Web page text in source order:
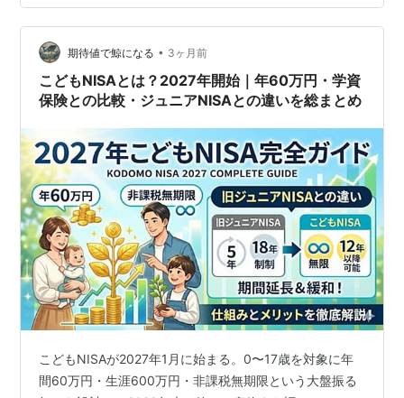
のではないでしょうか。 本稿では、改正の骨格をわかり
やすく整理しつつ、最も問い合わせが多い 「その住宅で
ある」と税務署にどう…
期待値で鯨になる • 3ヶ月前
こどもNISAとは？2027年開始｜年60万円・学資
保険との比較・ジュニアNISAとの違いを総まとめ
こどもNISAが2027年1月に始まる。0〜17歳を対象に年
間60万円・生涯600万円・非課税無期限という大盤振る